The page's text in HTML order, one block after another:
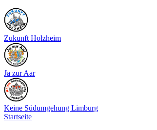
Zukunft Holzheim
Ja zur Aar
Keine Südumgehung Limburg
Startseite